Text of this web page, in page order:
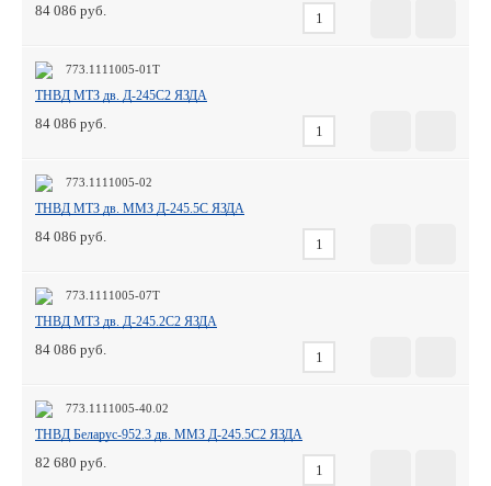
84 086
773.1111005-01Т
ТНВД МТЗ дв. Д-245С2 ЯЗДА
84 086
773.1111005-02
ТНВД МТЗ дв. ММЗ Д-245.5С ЯЗДА
84 086
773.1111005-07Т
ТНВД МТЗ дв. Д-245.2С2 ЯЗДА
84 086
773.1111005-40.02
ТНВД Беларус-952.3 дв. ММЗ Д-245.5С2 ЯЗДА
82 680